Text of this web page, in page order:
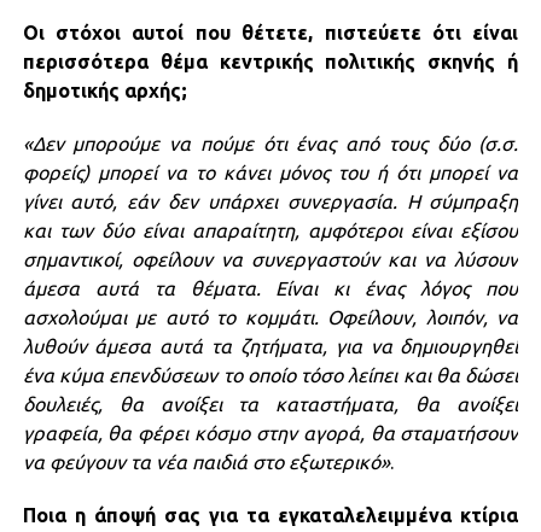
Οι στόχοι αυτοί που θέτετε, πιστεύετε ότι είναι
περισσότερα θέμα κεντρικής πολιτικής σκηνής ή
δημοτικής αρχής;
«Δεν μπορούμε να πούμε ότι ένας από τους δύο (σ.σ.
φορείς) μπορεί να το κάνει μόνος του ή ότι μπορεί να
γίνει αυτό, εάν δεν υπάρχει συνεργασία. Η σύμπραξη
και των δύο είναι απαραίτητη, αμφότεροι είναι εξίσου
σημαντικοί, οφείλουν να συνεργαστούν και να λύσουν
άμεσα αυτά τα θέματα. Είναι κι ένας λόγος που
ασχολούμαι με αυτό το κομμάτι. Οφείλουν, λοιπόν, να
λυθούν άμεσα αυτά τα ζητήματα, για να δημιουργηθεί
ένα κύμα επενδύσεων το οποίο τόσο λείπει και θα δώσει
δουλειές, θα ανοίξει τα καταστήματα, θα ανοίξει
γραφεία, θα φέρει κόσμο στην αγορά, θα σταματήσουν
να φεύγουν τα νέα παιδιά στο εξωτερικό».
Ποια η άποψή σας για τα εγκαταλελειμμένα κτίρια